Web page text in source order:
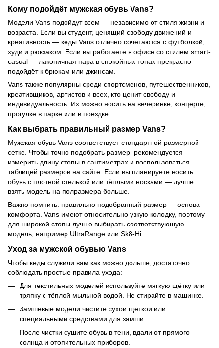
Кому подойдёт мужская обувь Vans?
Модели Vans подойдут всем — независимо от стиля жизни и
возраста. Если вы студент, ценящий свободу движений и
креативность — кеды Vans отлично сочетаются с футболкой,
худи и рюкзаком. Если вы работаете в офисе со стилем smart-
casual — лаконичная пара в спокойных тонах прекрасно
подойдёт к брюкам или джинсам.
Vans также популярны среди спортсменов, путешественников,
креативщиков, артистов и всех, кто ценит свободу и
индивидуальность. Их можно носить на вечеринке, концерте,
прогулке в парке или в поездке.
Как выбрать правильный размер Vans?
Мужская обувь Vans соответствует стандартной размерной
сетке. Чтобы точно подобрать размер, рекомендуется
измерить длину стопы в сантиметрах и воспользоваться
таблицей размеров на сайте. Если вы планируете носить
обувь с плотной стелькой или тёплыми носками — лучше
взять модель на полразмера больше.
Важно помнить: правильно подобранный размер — основа
комфорта. Vans имеют относительно узкую колодку, поэтому
для широкой стопы лучше выбирать соответствующую
модель, например UltraRange или Sk8-Hi.
Уход за мужской обувью Vans
Чтобы кеды служили вам как можно дольше, достаточно
соблюдать простые правила ухода:
Для текстильных моделей используйте мягкую щётку или
тряпку с тёплой мыльной водой. Не стирайте в машинке.
Замшевые модели чистите сухой щёткой или
специальными средствами для замши.
После чистки сушите обувь в тени, вдали от прямого
солнца и отопительных приборов.